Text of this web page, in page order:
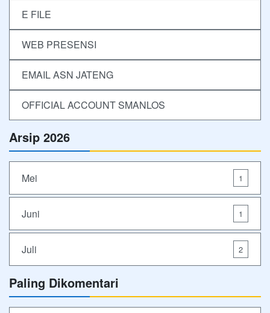
E FILE
WEB PRESENSI
EMAIL ASN JATENG
OFFICIAL ACCOUNT SMANLOS
Arsip 2026
Mei 1
Juni 1
Juli 2
Paling Dikomentari